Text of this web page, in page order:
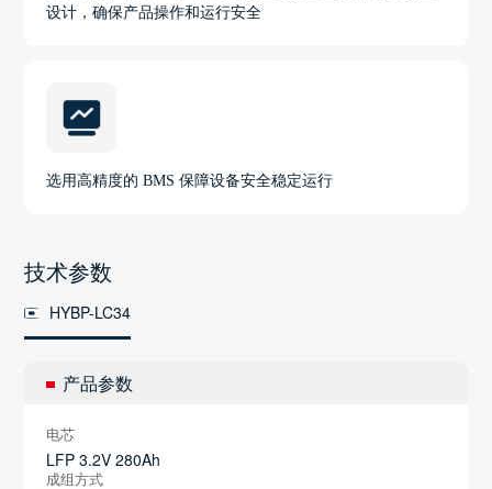
设计，确保产品操作和运行安全
选用高精度的 BMS 保障设备安全稳定运行
技术参数
HYBP-LC34
产品参数
电芯
LFP 3.2V 280Ah
成组方式